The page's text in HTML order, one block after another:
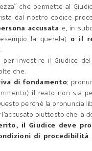
che permette al
dal nostro codice
accusata e, in
la querela) o il
investire il Giudice
che:
di fondamento;
il reato non sia
perché la pronuncia
piuttosto che la
il Giudice deve
di